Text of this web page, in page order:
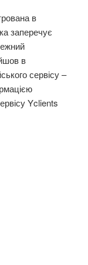
в
заперечує
в
сервісу –
Yclients